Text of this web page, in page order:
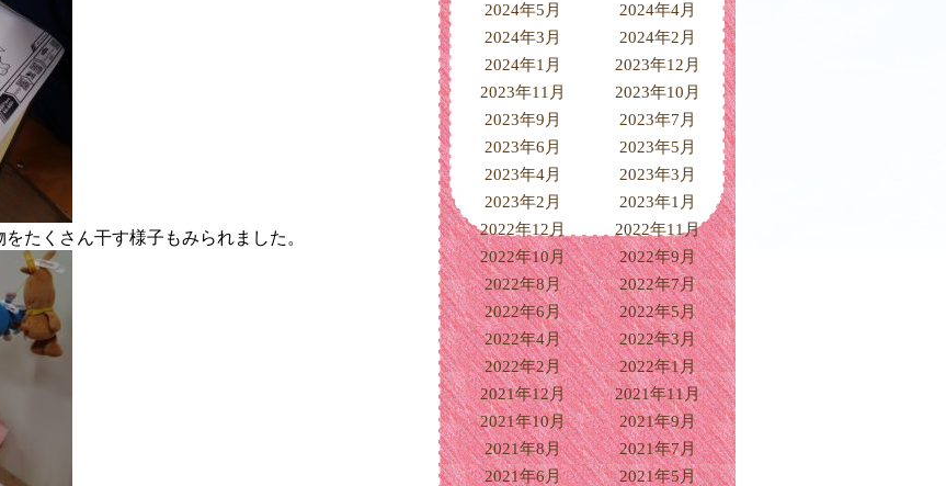
たくさん干す様子もみられました。
2024年5月
2024年4月
2024年3月
2024年2月
2024年1月
2023年12月
2023年11月
2023年10月
2023年9月
2023年7月
2023年6月
2023年5月
2023年4月
2023年3月
2023年2月
2023年1月
2022年12月
2022年11月
2022年10月
2022年9月
2022年8月
2022年7月
2022年6月
2022年5月
2022年4月
2022年3月
2022年2月
2022年1月
2021年12月
2021年11月
2021年10月
2021年9月
2021年8月
2021年7月
2021年6月
2021年5月